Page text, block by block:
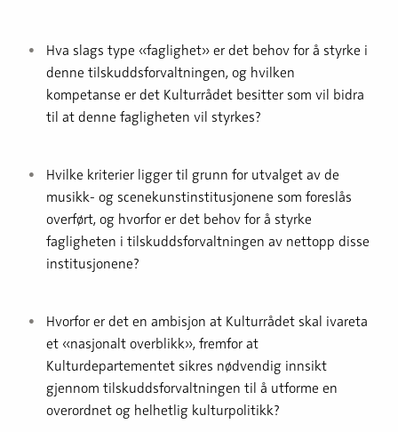
Hva slags type «faglighet» er det behov for å styrke i
denne tilskuddsforvaltningen, og hvilken
kompetanse er det Kulturrådet besitter som vil bidra
til at denne fagligheten vil styrkes?
Hvilke kriterier ligger til grunn for utvalget av de
musikk- og scenekunstinstitusjonene som foreslås
overført, og hvorfor er det behov for å styrke
fagligheten i tilskuddsforvaltningen av nettopp disse
institusjonene?
Hvorfor er det en ambisjon at Kulturrådet skal ivareta
et «nasjonalt overblikk», fremfor at
Kulturdepartementet sikres nødvendig innsikt
gjennom tilskuddsforvaltningen til å utforme en
overordnet og helhetlig kulturpolitikk?